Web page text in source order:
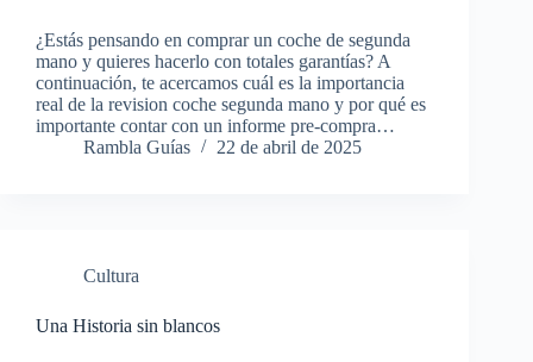
¿Estás pensando en comprar un coche de segunda
mano y quieres hacerlo con totales garantías? A
continuación, te acercamos cuál es la importancia
real de la revision coche segunda mano y por qué es
importante contar con un informe pre-compra…
Rambla Guías
22 de abril de 2025
Cultura
Una Historia sin blancos